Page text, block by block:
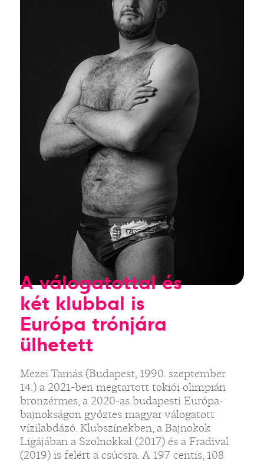
A válogatottal és
két klubbal is
Európa trónjára
ülhetett
Mezei Tamás (Budapest, 1990. szeptember
14.) a 2021-ben megtartott tokiói olimpián
bronzérmes, a 2020-as budapesti Európa-
bajnokságon győztes magyar válogatott
vízilabdázó. Klubszínekben, a Bajnokok
Ligájában a Szolnokkal (2017) és a Fradival
(2019) is felért a csúcsra. A 197 centis, 108